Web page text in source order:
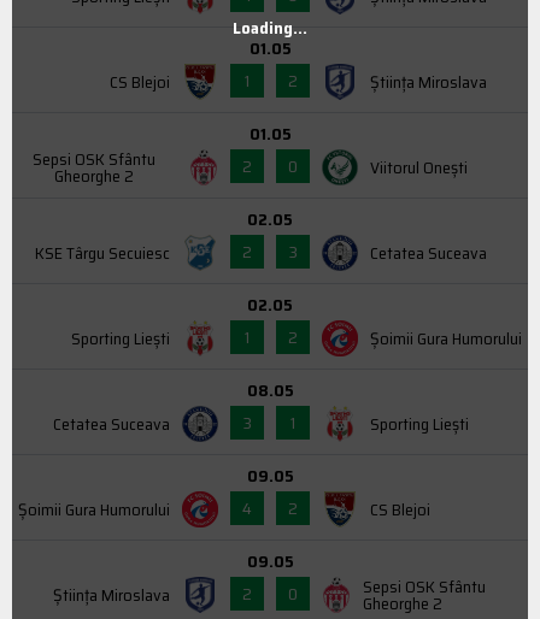
CS Blejoi
01.05
1
2 Știința Miroslava
Sepsi OSK Sfântu
Gheorghe 2
01.05
2
0 Viitorul Onești
KSE Târgu Secuiesc
02.05
2
3 Cetatea Suceava
Sporting Liești
02.05
1
2 Şoimii Gura Humorului
Cetatea Suceava
08.05
3
1 Sporting Liești
Şoimii Gura Humorului
09.05
4
2 CS Blejoi
Știința Miroslava
09.05
2
0 Sepsi OSK Sfântu
Gheorghe 2
Loading...